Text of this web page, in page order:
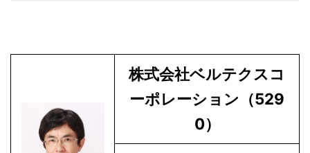
株式会社ベルテクスコ
ーポレーション（529
0）